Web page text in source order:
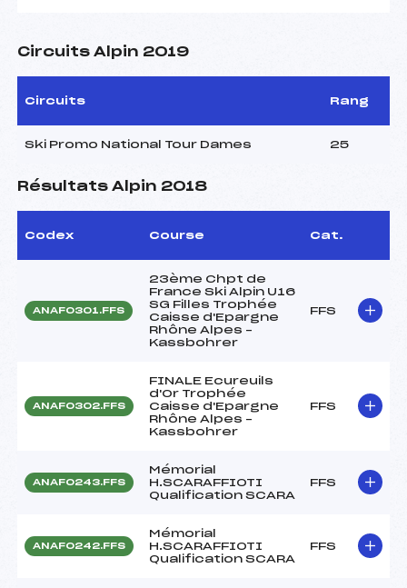
Circuits Alpin 2019
Circuits Rang
Ski Promo National Tour Dames 25
Résultats Alpin 2018
Codex Course Cat.
ANAF0301.FFS
23ème Chpt de
France Ski Alpin U16
SG Filles Trophée
Caisse d'Epargne
Rhône Alpes –
Kassbohrer
FFS
ANAF0302.FFS
FINALE Ecureuils
d'Or Trophée
Caisse d'Epargne
Rhône Alpes –
Kassbohrer
FFS
ANAF0243.FFS
Mémorial
H.SCARAFFIOTI
Qualification SCARA
FFS
ANAF0242.FFS
Mémorial
H.SCARAFFIOTI
Qualification SCARA
FFS